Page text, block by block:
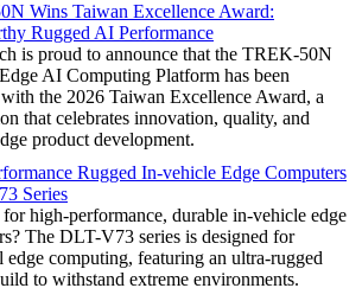
Wins Taiwan Excellence Award:
Rugged AI Performance
is proud to announce that the TREK-50N
AI Computing Platform has been
the 2026 Taiwan Excellence Award, a
that celebrates innovation, quality, and
product development.
Rugged In-vehicle Edge Computers
Series
high-performance, durable in-vehicle edge
The DLT-V73 series is designed for
edge computing, featuring an ultra-rugged
to withstand extreme environments.